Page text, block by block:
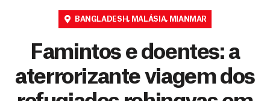
BANGLADESH, MALÁSIA, MIANMAR
Famintos e doentes: a
aterrorizante viagem dos
r